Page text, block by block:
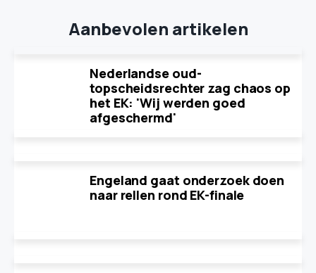
Aanbevolen artikelen
Nederlandse oud-
topscheidsrechter zag chaos op
het EK: 'Wij werden goed
afgeschermd'
Engeland gaat onderzoek doen
naar rellen rond EK-finale